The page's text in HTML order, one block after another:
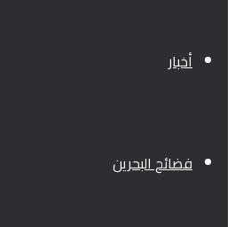
أخبار
فضائح البحرين